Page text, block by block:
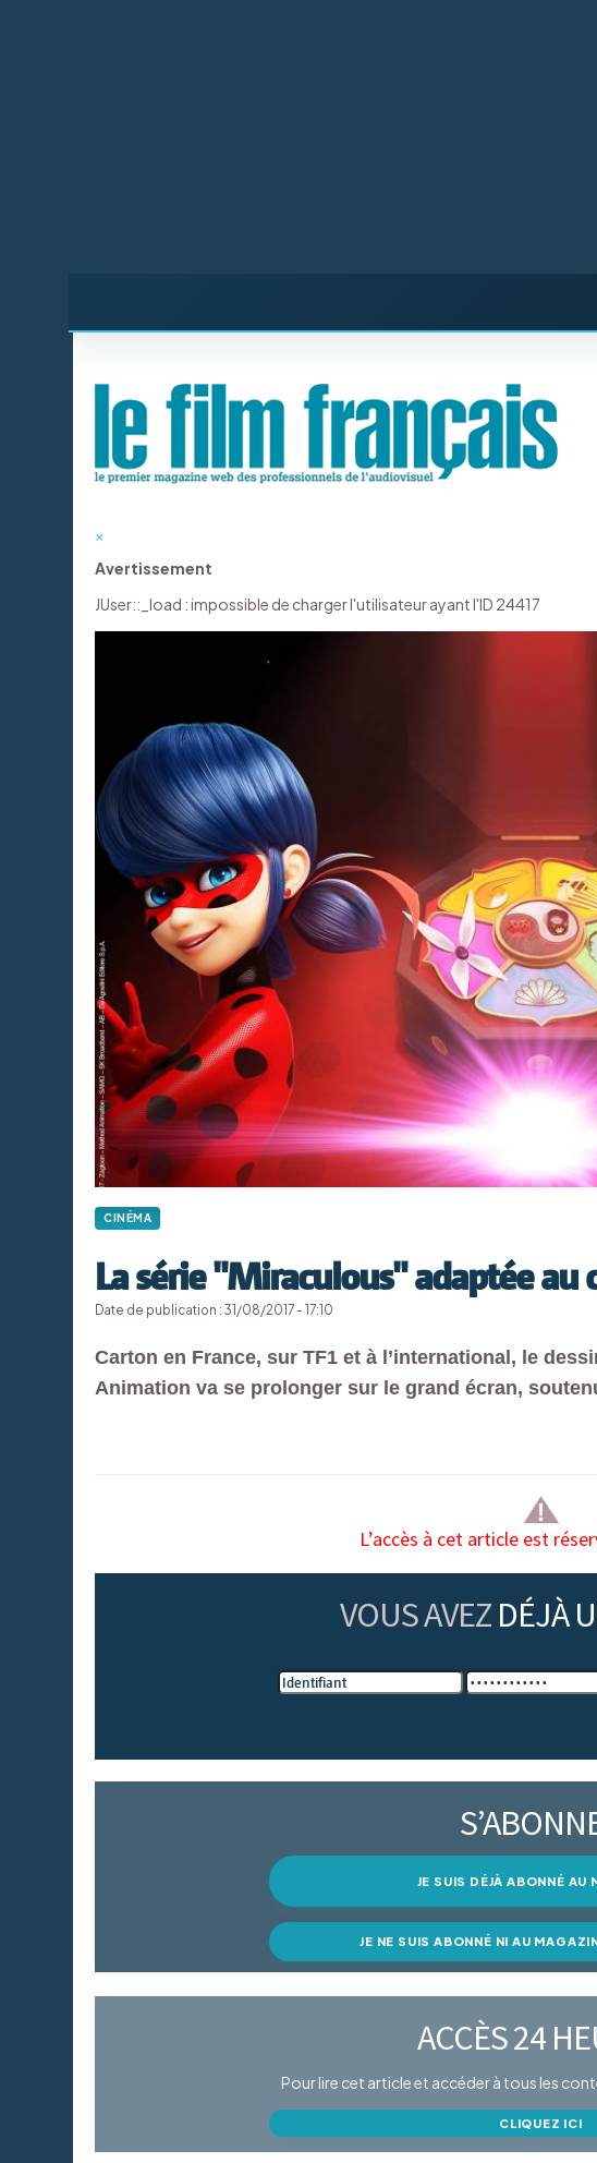
×
Avertissement
JUser::_load : impossible de charger l'utilisateur ayant l'ID 24417
CINÉMA
La série "Miraculous" adaptée au
Date de publication : 31/08/2017 - 17:10
Carton en France, sur TF1 et à l’international, le
Animation va se prolonger sur le grand écran,
L’accès à cet article est
VOUS AVEZ DÉJÀ
JE SUIS DÉJÀ ABONNÉ AU
JE NE SUIS ABONNÉ NI AU
ACCÈS 24
Pour lire cet article et accéder à tous les
CLIQUEZ ICI